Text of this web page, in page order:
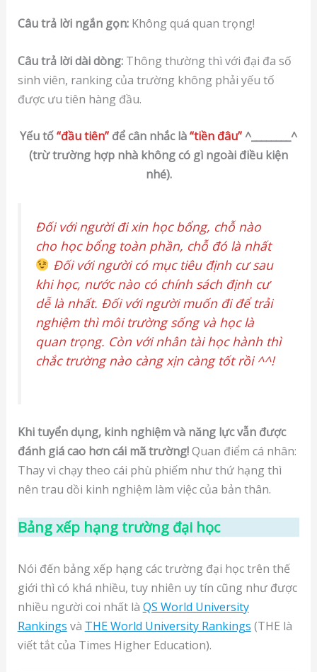
Câu trả lời ngắn gọn:Không quá quan trọng!
Câu trả lời dài dòng:Thông thường thì với đại đa số
sinh viên, ranking của trường không phải yếu tố
được ưu tiên hàng đầu.
Yếu tố“đầu tiên” để cân nhắc là“tiền đâu”^________^
(trừ trường hợp nhà không có gì ngoài điều kiện
nhé).
Đối với người đi xin học bổng, chỗ nào
cho học bổng toàn phần, chỗ đó là nhất
Đối với người có mục tiêu định cư sau
khi học, nước nào có chính sách định cư
dễ là nhất. Đối với người muốn đi để trải
nghiệm thì môi trường sống và học là
quan trọng. Còn với nhân tài học hành thì
chắc trường nào càng xịn càng tốt rồi ^^!
Khi tuyển dụng, kinh nghiệm và năng lực vẫn được
đánh giá cao hơn cái mã trường!Quan điểm cá nhân:
Thay vì chạy theo cái phù phiếm như thứ hạng thì
nên trau dồi kinh nghiệm làm việc của bản thân.
Bảng xếp hạng trường đại học
Nói đến bảng xếp hạng các trường đại học trên thế
giới thì có khá nhiều, tuy nhiên uy tín cũng như được
nhiều người coi nhất là QS World University
Rankings và THE World University Rankings (THE là
viết tắt của Times Higher Education).